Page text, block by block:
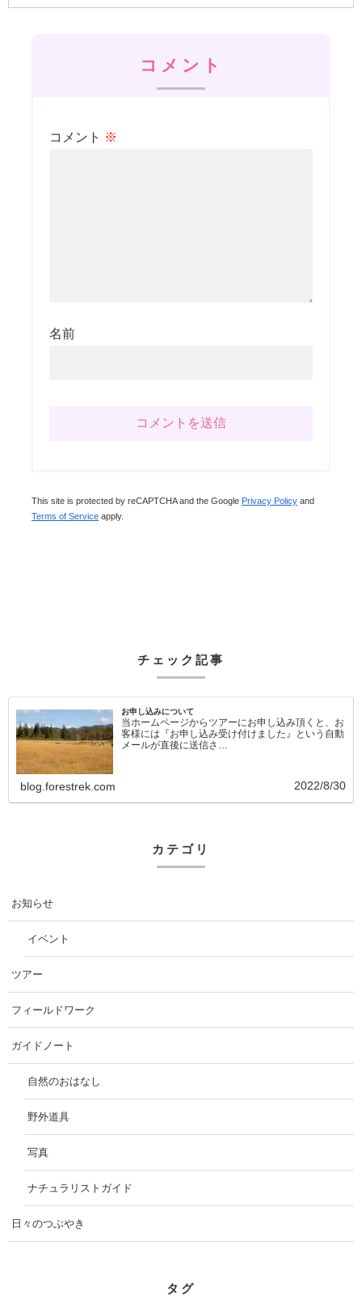
コメント
コメント ※
名前
This site is protected by reCAPTCHA and the Google Privacy Policy and
Terms of Service apply.
チェック記事
お申し込みについて
当ホームページからツアーにお申し込み頂くと、お
客様には『お申し込み受け付けました』という自動
メールが直後に送信さ…
blog.forestrek.com 2022/8/30
カテゴリ
お知らせ
イベント
ツアー
フィールドワーク
ガイドノート
自然のおはなし
野外道具
写真
ナチュラリストガイド
日々のつぶやき
タグ